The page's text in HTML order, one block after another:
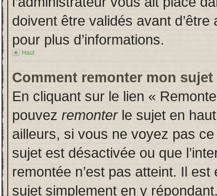
doivent être validés avant
pour plus d’informations.
Haut
Comment remonter mon sujet
En cliquant sur le lien «
pouvez remonterle sujet en
ailleurs, si vous ne voyez pas
sujet est désactivée ou que
remontée n’est pas atteint. Il
sujet simplement en y